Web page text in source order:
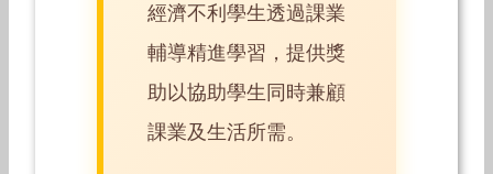
經濟不利學生透過課業
輔導精進學習，提供獎
助以協助學生同時兼顧
課業及生活所需。